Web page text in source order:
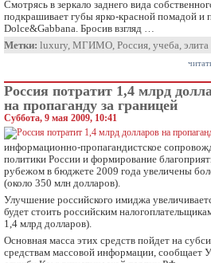
Смотрясь в зеркало заднего вида
подкрашивает губы ярко-красной помадой и
Dolce&Gabbana. Бросив взгляд …
Метки: luxury, МГИМО, Россия, учеба, элита
Россия потратит 1,4 млрд
на пропаганду за границей
Суббота, 9 мая 2009, 10:41
информационно-пропагандистское
политики России и формирование
рубежом в бюджете 2009 года увеличены
(около 350 млн долларов).
Улучшение российского имиджа
будет стоить российским
1,4 млрд долларов).
Основная масса этих средств пойдет на
средствам массовой информации, сообщает